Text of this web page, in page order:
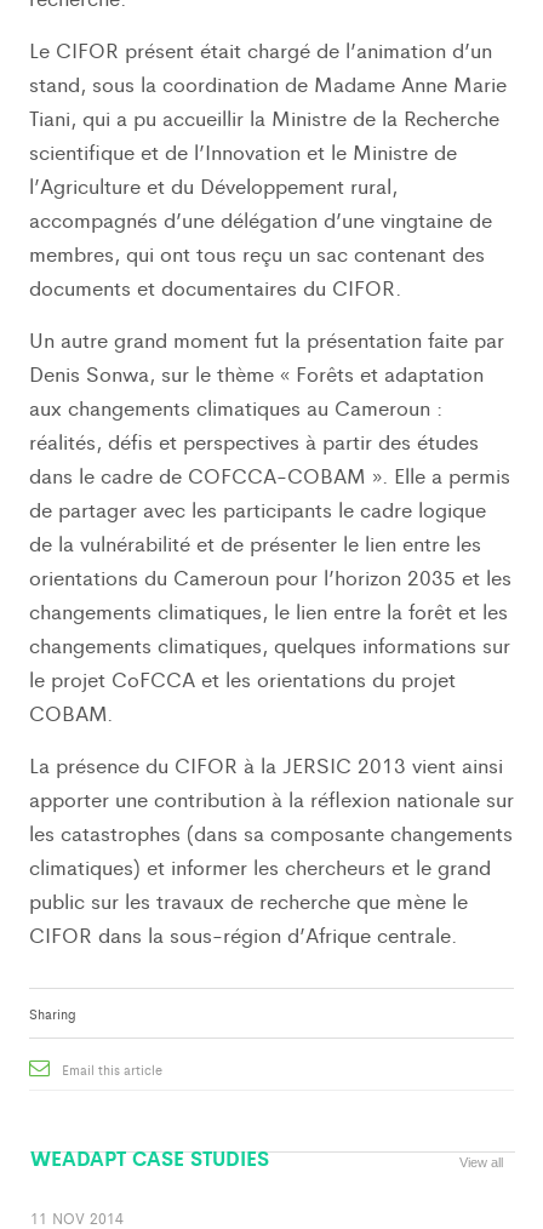
Le CIFOR présent était chargé de l’animation d’un
stand, sous la coordination de Madame Anne Marie
Tiani, qui a pu accueillir la Ministre de la Recherche
scientifique et de l’Innovation et le Ministre de
l’Agriculture et du Développement rural,
accompagnés d’une délégation d’une vingtaine de
membres, qui ont tous reçu un sac contenant des
documents et documentaires du CIFOR.
Un autre grand moment fut la présentation faite par
Denis Sonwa, sur le thème « Forêts et adaptation
aux changements climatiques au Cameroun :
réalités, défis et perspectives à partir des études
dans le cadre de COFCCA-COBAM ». Elle a permis
de partager avec les participants le cadre logique
de la vulnérabilité et de présenter le lien entre les
orientations du Cameroun pour l’horizon 2035 et les
changements climatiques, le lien entre la forêt et les
changements climatiques, quelques informations sur
le projet CoFCCA et les orientations du projet
COBAM.
La présence du CIFOR à la JERSIC 2013 vient ainsi
apporter une contribution à la réflexion nationale sur
les catastrophes (dans sa composante changements
climatiques) et informer les chercheurs et le grand
public sur les travaux de recherche que mène le
CIFOR dans la sous-région d’Afrique centrale.
Sharing
Email this article
WEADAPT CASE STUDIES View all
11 NOV 2014